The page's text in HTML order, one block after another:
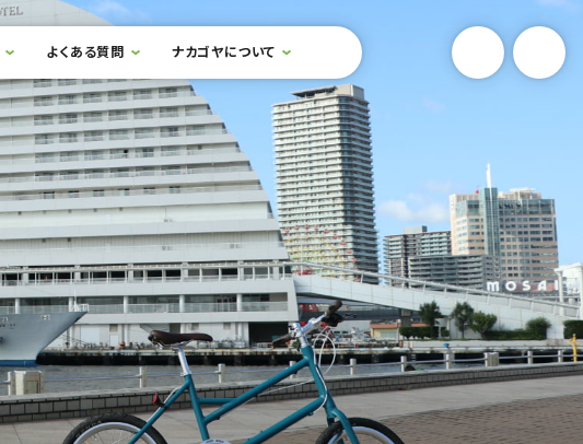
よくある質問 ナカゴヤについて 検索フォームを開閉する YouTube